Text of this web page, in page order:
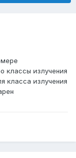
классы излучения
класса излучения